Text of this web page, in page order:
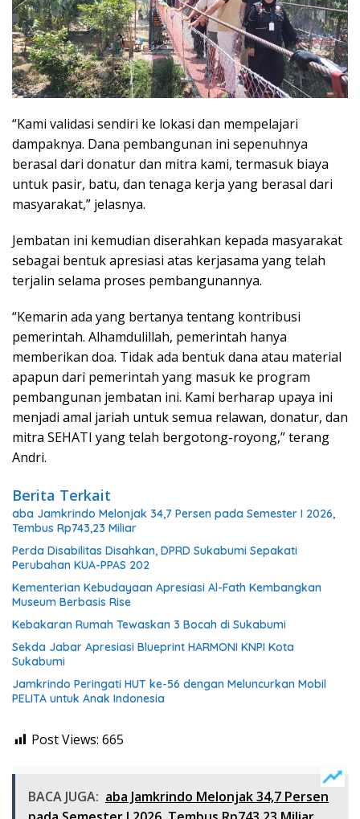
“Kami validasi sendiri ke lokasi dan mempelajari
dampaknya. Dana pembangunan ini sepenuhnya
berasal dari donatur dan mitra kami, termasuk biaya
untuk pasir, batu, dan tenaga kerja yang berasal dari
masyarakat,” jelasnya.
Jembatan ini kemudian diserahkan kepada masyarakat
sebagai bentuk apresiasi atas kerjasama yang telah
terjalin selama proses pembangunannya.
“Kemarin ada yang bertanya tentang kontribusi
pemerintah. Alhamdulillah, pemerintah hanya
memberikan doa. Tidak ada bentuk dana atau material
apapun dari pemerintah yang masuk ke program
pembangunan jembatan ini. Kami berharap upaya ini
menjadi amal jariah untuk semua relawan, donatur, dan
mitra SEHATI yang telah bergotong-royong,” terang
Andri.
Berita Terkait
aba Jamkrindo Melonjak 34,7 Persen pada Semester I 2026,
Tembus Rp743,23 Miliar
Perda Disabilitas Disahkan, DPRD Sukabumi Sepakati
Perubahan KUA-PPAS 202
Kementerian Kebudayaan Apresiasi Al-Fath Kembangkan
Museum Berbasis Rise
Kebakaran Rumah Tewaskan 3 Bocah di Sukabumi
Sekda Jabar Apresiasi Blueprint HARMONI KNPI Kota
Sukabumi
Jamkrindo Peringati HUT ke-56 dengan Meluncurkan Mobil
PELITA untuk Anak Indonesia
Post Views: 665
BACA JUGA: aba Jamkrindo Melonjak 34,7 Persen